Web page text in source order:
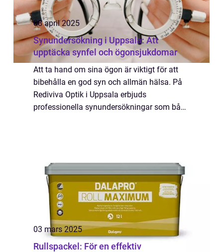
08 april 2025
Synundersökning i Uppsala: Att
upptäcka synfel och ögonsjukdomar
Att ta hand om sina ögon är viktigt för att
bibehålla en god syn och allmän hälsa. På
Rediviva Optik i Uppsala erbjuds
professionella synundersökningar som både
03 mars 2025
Rullspackel: För en effektiv